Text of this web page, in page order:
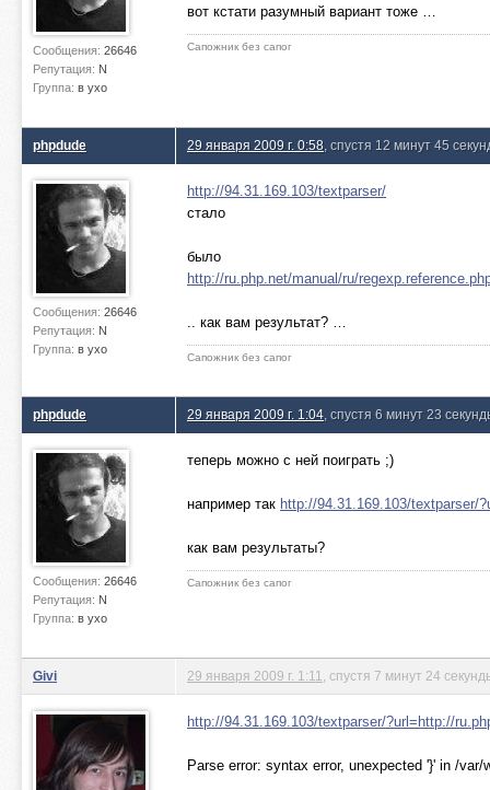
Сообщения: 26646
Репутация: N
Группа: в ухо
вот кстати разумный вариант тоже …
Сапожник без сапог
phpdude
Сообщения: 26646
Репутация: N
Группа: в ухо
29 января 2009 г. 0:58 , спустя 12 минут 45
http://94.31.169.103/textparser/
стало
было
http://ru.php.net/manual/ru/
.. как вам результат? …
Сапожник без сапог
phpdude
Сообщения: 26646
Репутация: N
Группа: в ухо
29 января 2009 г. 1:04 , спустя 6 минут 23
теперь можно с ней поиграть ;)
например так http://94.31.169.103/textparser/
как вам результаты?
Сапожник без сапог
Givi 29 января 2009 г. 1:11 , спустя 7 минут 24
http://94.31.169.103/textparser/?url=http://
Parse error: syntax error, unexpected '}' in /